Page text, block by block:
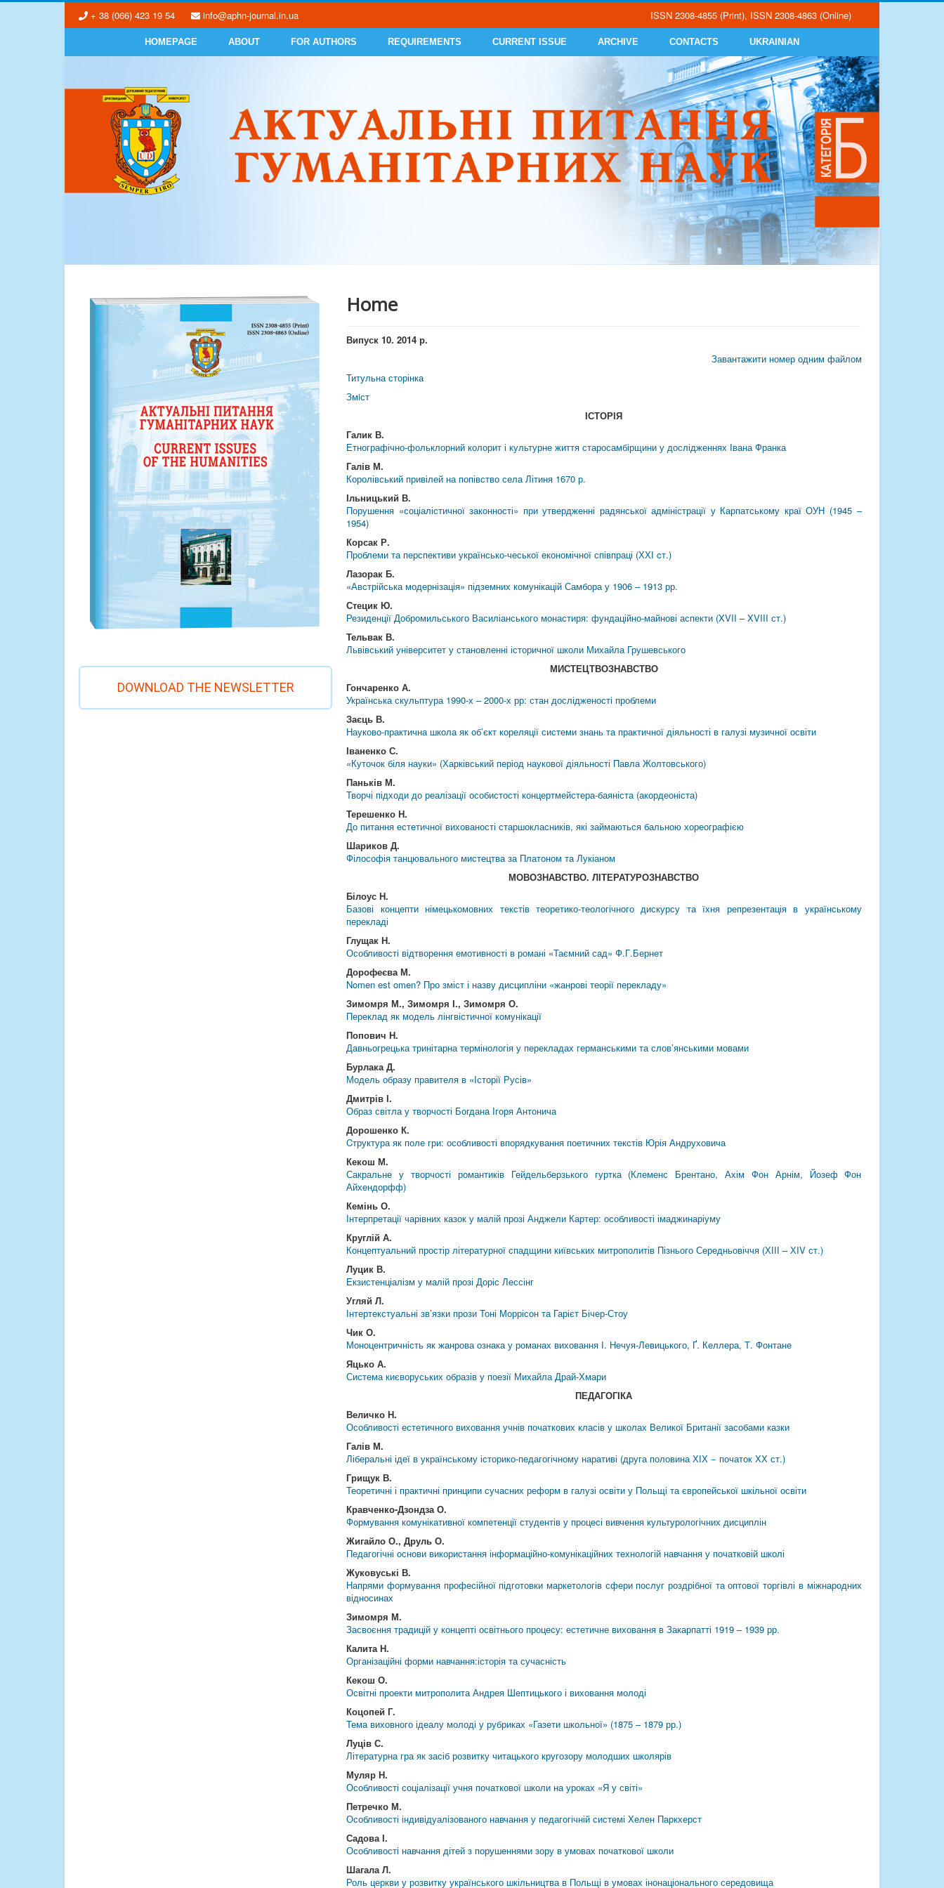
+ 38 (066) 423 19 54 info@aphn-journal.in.ua ISSN 2308-4855 (Print), ISSN 2308-4863 (Online)
HOMEPAGE ABOUT FOR AUTHORS REQUIREMENTS CURRENT ISSUE ARCHIVE CONTACTS UKRAINIAN
DOWNLOAD THE NEWSLETTER
Home
Випуск 10. 2014 р.
Завантажити номер одним файлом
Титульна сторінка
Змiст
ІСТОРІЯ
Галик В.
Етнографічно-фольклорний колорит і культурне життя старосамбірщини у дослідженнях Івана Франка
Галів М.
Королівський привілей на попівство села Літиня 1670 р.
Ільницький В.
Порушення «соціалістичної законності» при утвердженні радянської адміністрації у Карпатському краї ОУН (1945 –
1954)
Корсак Р.
Проблеми та перспективи українсько-чеської економічної співпраці (ХХІ cт.)
Лазорак Б.
«Австрійська модернізація» підземних комунікацій Самбора у 1906 – 1913 рр.
Стецик Ю.
Резиденції Добромильського Василіанського монастиря: фундаційно-майнові аспекти (XVII – XVIII ст.)
Тельвак В.
Львівський університет у становленні історичної школи Михайла Грушевського
МИСТЕЦТВОЗНАВСТВО
Гончаренко А.
Українська скульптура 1990-х – 2000-х рр: стан дослідженості проблеми
Заєць В.
Науково-практична школа як об’єкт кореляції системи знань та практичної діяльності в галузі музичної освіти
Іваненко С.
«Куточок біля науки» (Харківський період наукової діяльності Павла Жолтовського)
Паньків М.
Творчі підходи до реалізації особистості концертмейстера-баяніста (акордеоніста)
Терешенко Н.
До питання естетичної вихованості старшокласників, які займаються бальною хореографією
Шариков Д.
Філософія танцювального мистецтва за Платоном та Лукіаном
МОВОЗНАВСТВО. ЛІТЕРАТУРОЗНАВСТВО
Білоус Н.
Базові концепти німецькомовних текстів теоретико-теологічного дискурсу та їхня репрезентація в українському
перекладі
Глущак Н.
Особливості відтворення емотивності в романі «Таємний сад» Ф.Г.Бернет
Дорофеєва М.
Nomen est omen? Про зміст і назву дисципліни «жанрові теорії перекладу»
Зимомря М., Зимомря І., Зимомря О.
Переклад як модель лінгвістичної комунікації
Попович Н.
Давньогрецька тринітарна термінологія у перекладах германськими та слов’янськими мовами
Бурлака Д.
Модель образу правителя в «Історії Русів»
Дмитрів І.
Образ світла у творчості Богдана Ігоря Антонича
Дорошенко К.
Cтруктура як поле гри: особливості впорядкування поетичних текстів Юрія Андруховича
Кекош М.
Сакральне у творчості романтиків Гейдельберзького гуртка (Клеменс Брентано, Ахім Фон Арнім, Йозеф Фон
Айхендорфф)
Кемінь О.
Інтерпретації чарівних казок у малій прозі Анджели Картер: особливості імаджинаріуму
Круглій А.
Концептуальний простір літературної спадщини київських митрополитів Пізнього Середньовіччя (ХІІІ – ХIV ст.)
Луцик В.
Екзистенціалізм у малій прозі Доріс Лессінг
Угляй Л.
Інтертекстуальні зв’язки прози Тоні Моррісон та Гарієт Бічер-Стоу
Чик О.
Моноцентричність як жанрова ознака у романах виховання І. Нечуя-Левицького, Ґ. Келлера, Т. Фонтане
Яцько А.
Система києворуських образів у поезії Михайла Драй-Хмари
ПЕДАГОГІКА
Величко Н.
Особливості естетичного виховання учнів початкових класів у школах Великої Британії засобами казки
Галів М.
Ліберальні ідеї в українському історико-педагогічному наративі (друга половина ХІХ − початок ХХ ст.)
Грищук В.
Теоретичні і практичні принципи сучасних реформ в галузі освіти у Польщі та європейської шкільної освіти
Кравченко-Дзондза О.
Формування комунікативної компетенції студентів у процесі вивчення культурологічних дисциплін
Жигайло О., Друль О.
Педагогічні основи використання інформаційно-комунікаційних технологій навчання у початковій школі
Жуковуські В.
Напрями формування професійної підготовки маркетологів сфери послуг роздрібної та оптової торгівлі в міжнародних
відносинах
Зимомря М.
Засвоєння традицій у концепті освітнього процесу: естетичне виховання в Закарпатті 1919 – 1939 рр.
Калита Н.
Організаційні форми навчання:історія та сучасність
Кекош О.
Освітні проекти митрополита Андрея Шептицького і виховання молоді
Коцопей Г.
Тема виховного ідеалу молоді у рубриках «Газети школьної» (1875 – 1879 рр.)
Луців С.
Літературна гра як засіб розвитку читацького кругозору молодших школярів
Муляр Н.
Особливості соціалізації учня початкової школи на уроках «Я у світі»
Петречко М.
Особливості індивідуалізованого навчання у педагогічній системі Хелен Паркхерст
Садова І.
Особливості навчання дітей з порушеннями зору в умовах початкової школи
Шагала Л.
Роль церкви у розвитку українського шкільництва в Польщі в умовах інонаціонального середовища